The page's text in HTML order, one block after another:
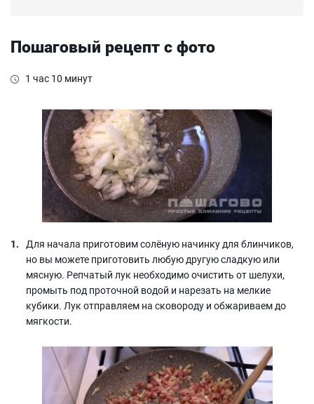
Пошаговый рецепт с фото
1 час 10 минут
Для начала приготовим солёную начинку для блинчиков,
но вы можете приготовить любую другую сладкую или
мясную. Репчатый лук необходимо очистить от шелухи,
промыть под проточной водой и нарезать на мелкие
кубики. Лук отправляем на сковороду и обжариваем до
мягкости.